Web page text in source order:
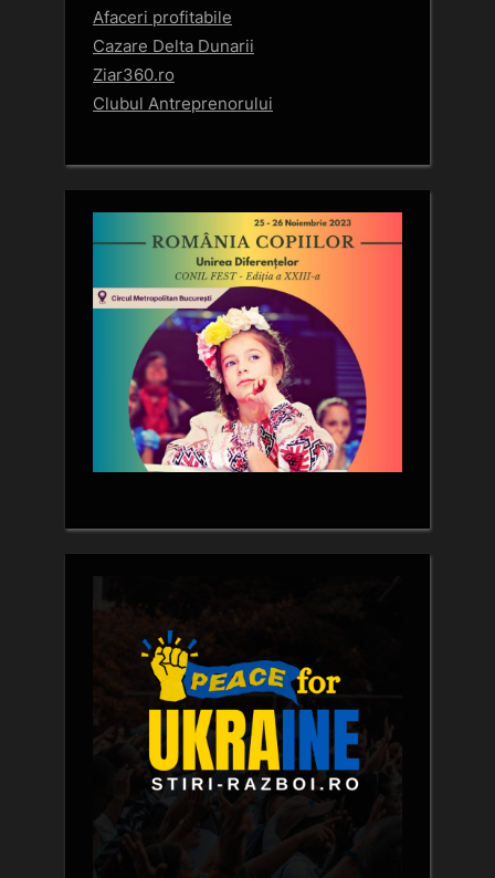
Afaceri profitabile
Cazare Delta Dunarii
Ziar360.ro
Clubul Antreprenorului